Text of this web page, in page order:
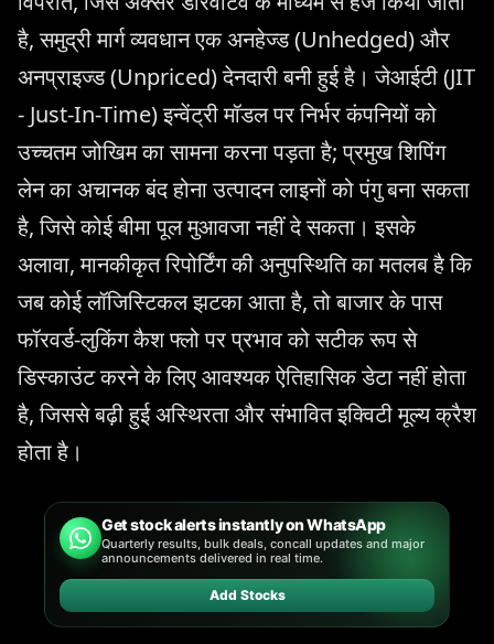
है, समुद्री मार्ग व्यवधान एक अनहेज्ड (Unhedged) और
अनप्राइज्ड (Unpriced) देनदारी बनी हुई है। जेआईटी (JIT
- Just-In-Time) इन्वेंट्री मॉडल पर निर्भर कंपनियों को
उच्चतम जोखिम का सामना करना पड़ता है; प्रमुख शिपिंग
लेन का अचानक बंद होना उत्पादन लाइनों को पंगु बना सकता
है, जिसे कोई बीमा पूल मुआवजा नहीं दे सकता। इसके
अलावा, मानकीकृत रिपोर्टिंग की अनुपस्थिति का मतलब है कि
जब कोई लॉजिस्टिकल झटका आता है, तो बाजार के पास
फॉरवर्ड-लुकिंग कैश फ्लो पर प्रभाव को सटीक रूप से
डिस्काउंट करने के लिए आवश्यक ऐतिहासिक डेटा नहीं होता
है, जिससे बढ़ी हुई अस्थिरता और संभावित इक्विटी मूल्य क्रैश
होता है।
Get stock alerts instantly on WhatsApp
Quarterly results, bulk deals, concall updates and major
announcements delivered in real time.
Add Stocks